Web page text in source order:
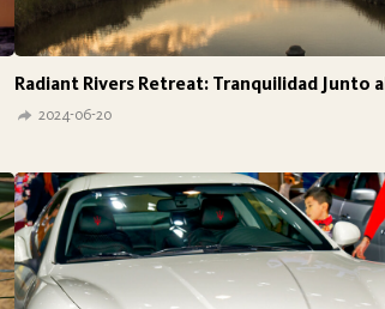
Radiant Rivers Retreat: Tranquilidad Junto
2024-06-20